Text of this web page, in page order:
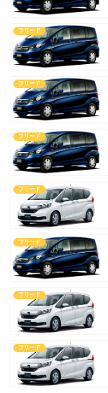
フリード
フリード
フリード
フリード
フリード
フリード
フリード